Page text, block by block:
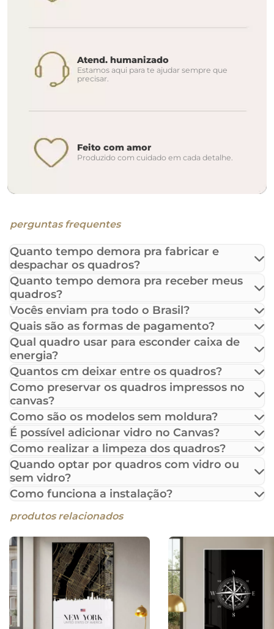
Atend. humanizado
Estamos aqui para te ajudar sempre que
precisar.
Feito com amor
Produzido com cuidado em cada detalhe.
perguntas frequentes
Quanto tempo demora pra fabricar e
despachar os quadros?
Quanto tempo demora pra receber meus
quadros?
Vocês enviam pra todo o Brasil?
Quais são as formas de pagamento?
Qual quadro usar para esconder caixa de
energia?
Quantos cm deixar entre os quadros?
Como preservar os quadros impressos no
canvas?
Como são os modelos sem moldura?
É possível adicionar vidro no Canvas?
Como realizar a limpeza dos quadros?
Quando optar por quadros com vidro ou
sem vidro?
Como funciona a instalação?
produtos relacionados